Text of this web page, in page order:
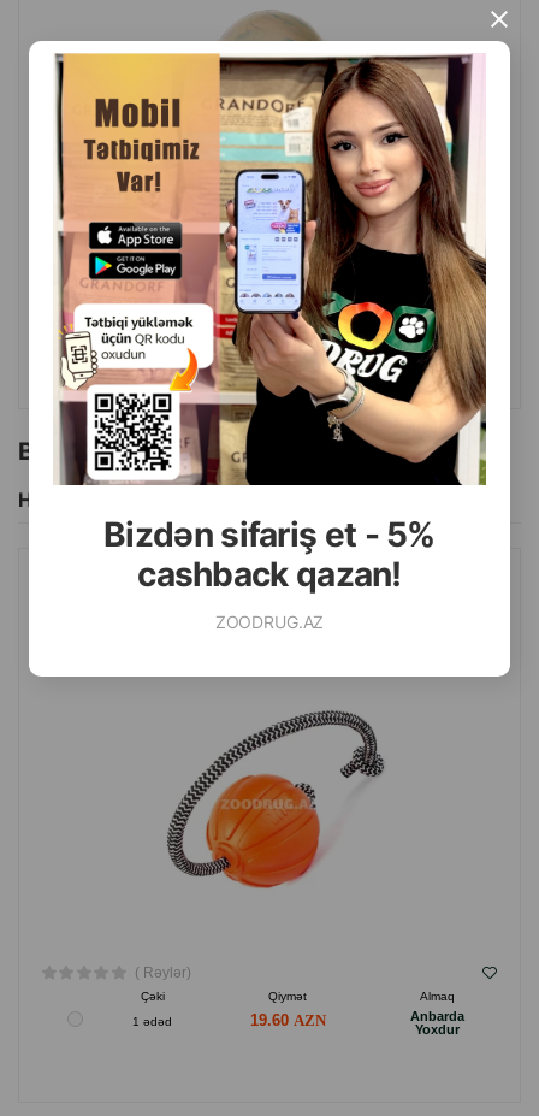
Bizdən sifariş et - 5%
cashback qazan!
ZOODRUG.AZ
×
( Rəylər)
Çəki Qiymət
Almaq
1 ədəd
19.00
ALMAQ
Bu brendin başqa məhsulları
Hamısını Gör
İT ÜÇÜN IPLI COLLAR LIKER OYUNCAĞI. DIAMETRI: 9 SM.
( Rəylər)
Çəki Qiymət
Almaq
1 ədəd
19.60
Anbarda
Yoxdur